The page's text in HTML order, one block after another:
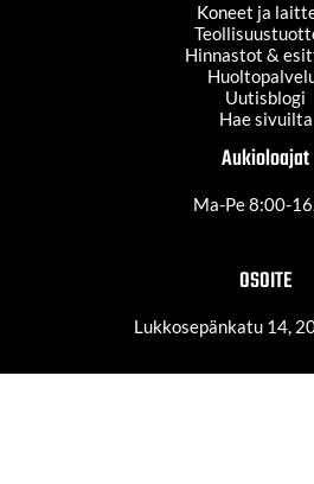
Koneet ja
Hinnastot &
Uutisblogi
Hae sivuilta
Aukioloajat
Ma-Pe 8:00-
OSOITE
Lukkosepänkatu 14,